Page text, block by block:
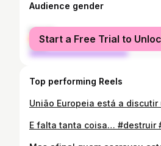
Audience gender
female
male
Start a Free Trial to
Top performing Reels